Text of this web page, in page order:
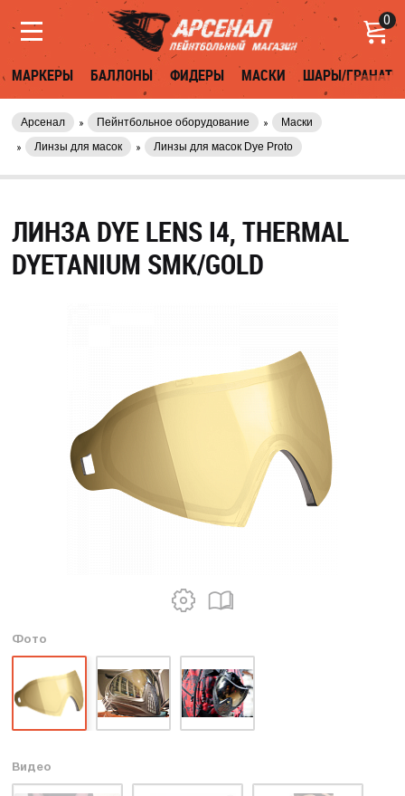
0
МАРКЕРЫ БАЛЛОНЫ ФИДЕРЫ МАСКИ ШАРЫ/ГРАНАТЫ
Арсенал Пейнтбольное оборудование
Маски
Линзы для масок
Линзы для масок Dye Proto
ЛИНЗА DYE LENS I4, THERMAL
DYETANIUM SMK/GOLD
Фото
Видео